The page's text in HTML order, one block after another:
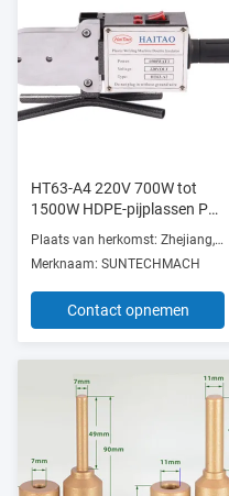
HT63-A4 220V 700W tot
1500W HDPE-pijplassen PE
PP met temperatuurregeling
Plaats van herkomst: Zhejiang, China
Merknaam: SUNTECHMACH
Contact opnemen